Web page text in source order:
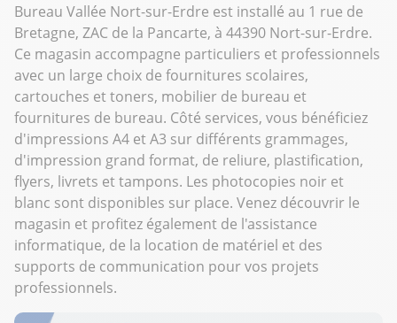
Bureau Vallée Nort-sur-Erdre est installé au 1 rue de
Bretagne, ZAC de la Pancarte, à 44390 Nort-sur-Erdre.
Ce magasin accompagne particuliers et professionnels
avec un large choix de fournitures scolaires,
cartouches et toners, mobilier de bureau et
fournitures de bureau. Côté services, vous bénéficiez
d'impressions A4 et A3 sur différents grammages,
d'impression grand format, de reliure, plastification,
flyers, livrets et tampons. Les photocopies noir et
blanc sont disponibles sur place. Venez découvrir le
magasin et profitez également de l'assistance
informatique, de la location de matériel et des
supports de communication pour vos projets
professionnels.